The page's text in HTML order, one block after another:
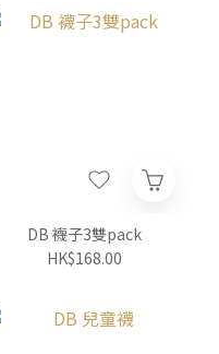
DB 襪子3雙pack
HK$168.00